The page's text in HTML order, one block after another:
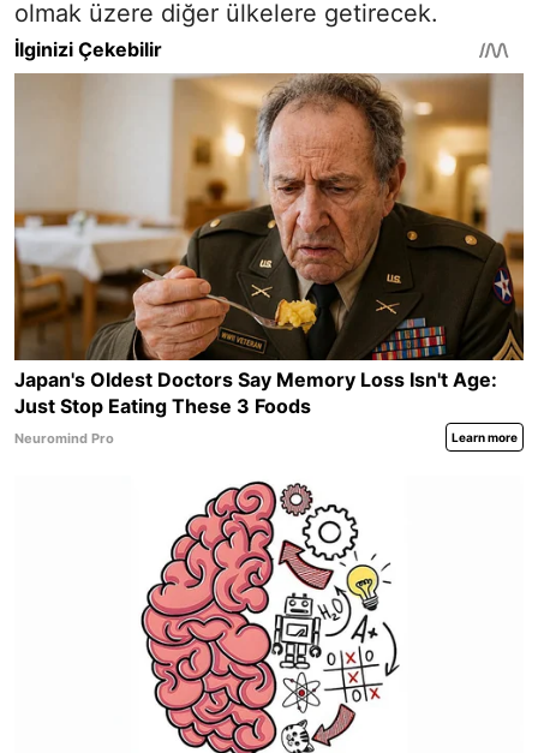
olmak üzere diğer ülkelere getirecek.